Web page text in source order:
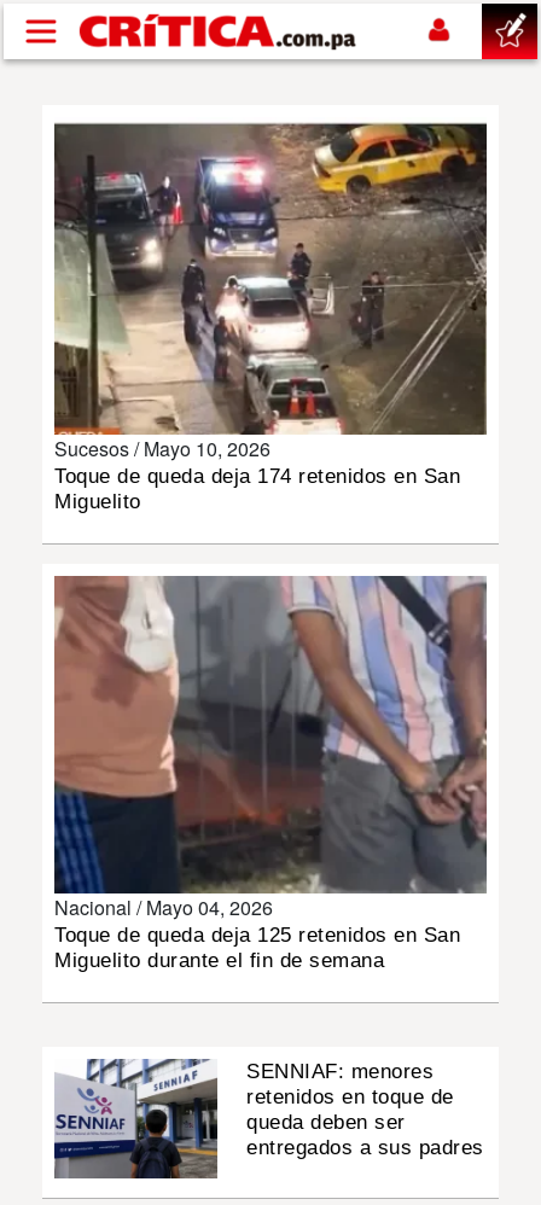
Pasar al contenido principal
NACIONAL
SHOW
DEPORTES
MUNDO
INSÓLITAS
MULTIMEDIA
Sucesos /Mayo 10, 2026
Toque de queda deja 174 retenidos en San
Miguelito
Nacional /Mayo 04, 2026
Toque de queda deja 125 retenidos en San
Miguelito durante el fin de semana
SENNIAF: menores
retenidos en toque de
queda deben ser
entregados a sus padres